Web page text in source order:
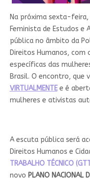
Na próxima sexta-feira,
Feminista de Estudos e
pública no âmbito da
Direitos Humanos, com
específicas das
Brasil. O encontro, que
VIRTUALMENTEe é
mulheres e ativistas
A escuta pública será
Direitos Humanos e
TRABALHO TÉCNICO
novo PLANO NACIONAL